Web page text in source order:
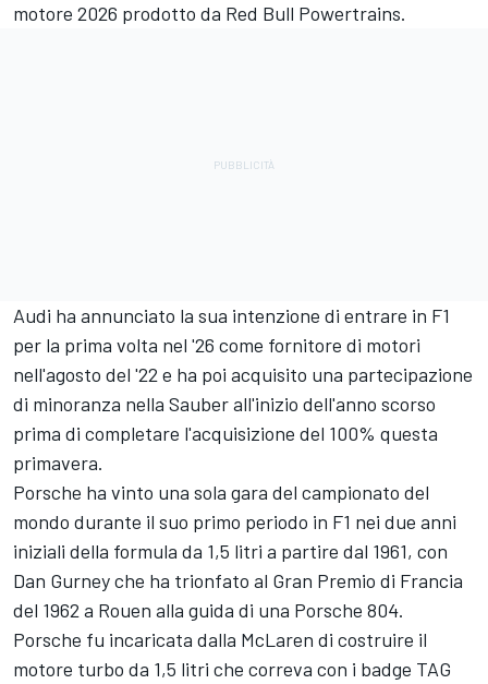
motore 2026 prodotto da Red Bull Powertrains.
Audi ha annunciato la sua intenzione di entrare in F1
per la prima volta nel '26 come fornitore di motori
nell'agosto del '22 e ha poi acquisito una partecipazione
di minoranza nella Sauber all'inizio dell'anno scorso
prima di completare l'acquisizione del 100% questa
primavera.
Porsche ha vinto una sola gara del campionato del
mondo durante il suo primo periodo in F1 nei due anni
iniziali della formula da 1,5 litri a partire dal 1961, con
Dan Gurney che ha trionfato al Gran Premio di Francia
del 1962 a Rouen alla guida di una Porsche 804.
Porsche fu incaricata dalla McLaren di costruire il
motore turbo da 1,5 litri che correva con i badge TAG